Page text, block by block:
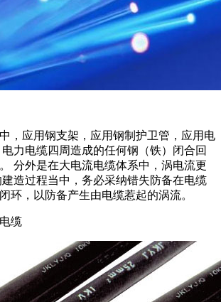
，应用钢支架，应用钢制护卫管，应用电
力电缆四周造成的任何钢（铁）闭合回
分外是在大电流电缆体系中，涡电流更
造过程当中，务必采纳错失防备在电缆
环，以防备产生由电缆惹起的涡流。
缆